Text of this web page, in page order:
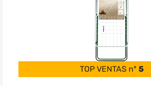
TOP VENTAS nº 5